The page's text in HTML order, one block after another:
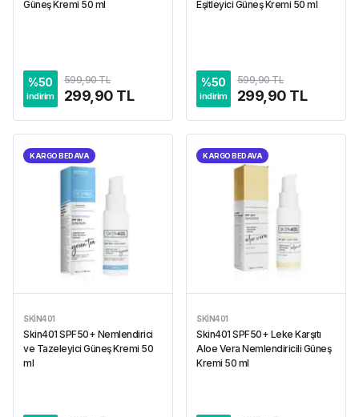
Güneş Kremi 50 ml
%50
indirim
599,90 TL
299,90 TL
Eşitleyici Güneş Kremi 50 ml
%50
indirim
599,90 TL
299,90 TL
KARGO BEDAVA
SKIN401
Skin401 SPF50+ Nemlendirici
ve Tazeleyici Güneş Kremi 50
ml
KARGO BEDAVA
SKIN401
Skin401 SPF50+ Leke Karşıtı
Aloe Vera Nemlendiricili Güneş
Kremi 50 ml